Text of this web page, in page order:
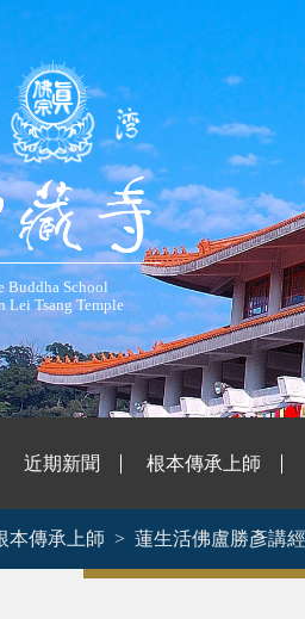
Buddha School
Lei Tsang Temple
近期新聞 根本傳承上師
本傳承上師 蓮生活佛盧勝彥講經